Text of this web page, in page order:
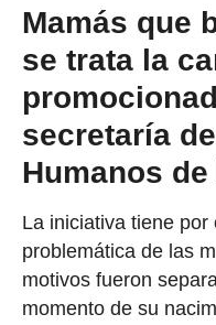
Mamás que
se trata la
secretaría
Humanos
La iniciativa tiene
problemática de las
motivos fueron
momento de su